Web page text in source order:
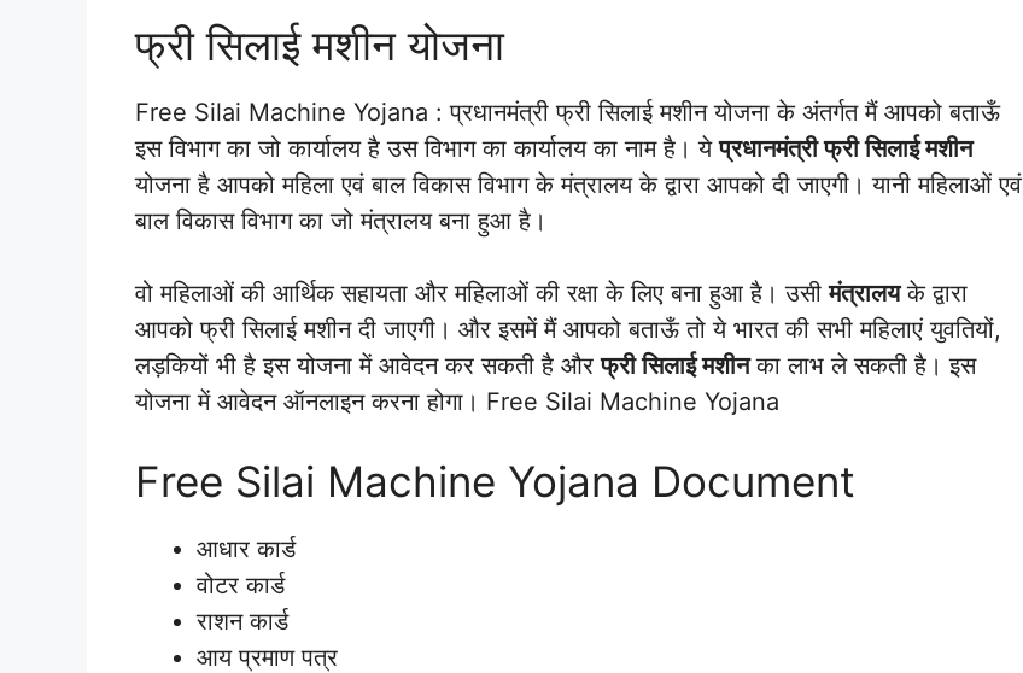
फ्री सिलाई मशीन योजना
Free Silai Machine Yojana : प्रधानमंत्री फ्री सिलाई मशीन योजना के अंतर्गत मैं आपको बताऊँ
इस विभाग का जो कार्यालय है उस विभाग का कार्यालय का नाम है। येप्रधानमंत्री फ्री सिलाई मशीन
योजना है आपको महिला एवं बाल विकास विभाग के मंत्रालय के द्वारा आपको दी जाएगी। यानी महिलाओं एवं
बाल विकास विभाग का जो मंत्रालय बना हुआ है।
वो महिलाओं की आर्थिक सहायता और महिलाओं की रक्षा के लिए बना हुआ है। उसीमंत्रालयके द्वारा
आपको फ्री सिलाई मशीन दी जाएगी। और इसमें मैं आपको बताऊँ तो ये भारत की सभी महिलाएं युवतियों,
लड़कियों भी है इस योजना में आवेदन कर सकती है औरफ्री सिलाई मशीनका लाभ ले सकती है। इस
योजना में आवेदन ऑनलाइन करना होगा। Free Silai Machine Yojana
Free Silai Machine Yojana Document
आधार कार्ड
वोटर कार्ड
राशन कार्ड
आय प्रमाण पत्र